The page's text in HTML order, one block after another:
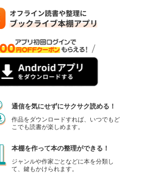
通信を気にせずにサクサク読める！
作品をダウンロードすれば、いつでもど
こでも読書が楽しめます。
本棚を作って本の整理ができる！
ジャンルや作家ごとなどに本を分類し
て、鍵もかけられます。